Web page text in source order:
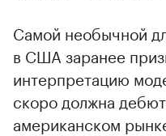
Самой необычной
в США заранее
интерпретацию
скоро должна
американском